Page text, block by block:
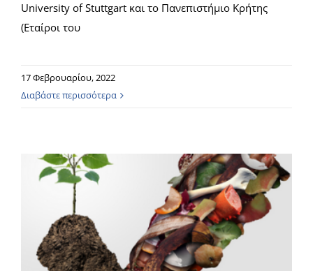
University of Stuttgart και το Πανεπιστήμιο Κρήτης
(Εταίροι του
17 Φεβρουαρίου, 2022
Διαβάστε περισσότερα